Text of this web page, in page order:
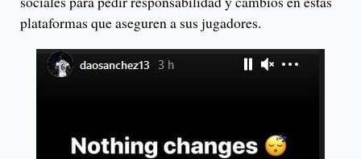
plataformas que aseguren a sus jugadores.